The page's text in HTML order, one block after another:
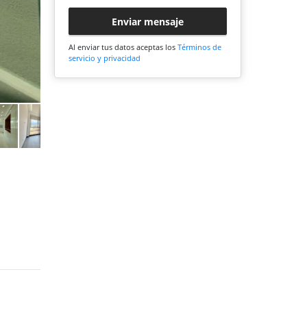
Enviar mensaje
Al enviar tus datos aceptas los Términos de
servicio y privacidad